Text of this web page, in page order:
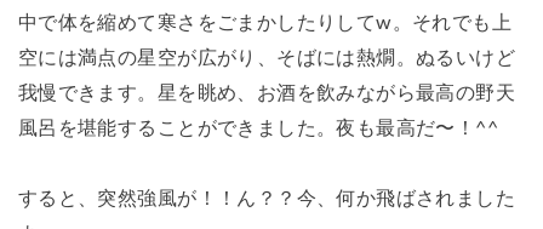
中で体を縮めて寒さをごまかしたりしてw。それでも上
空には満点の星空が広がり、そばには熱燗。ぬるいけど
我慢できます。星を眺め、お酒を飲みながら最高の野天
風呂を堪能することができました。夜も最高だ〜！^^
すると、突然強風が！！ん？？今、何か飛ばされました